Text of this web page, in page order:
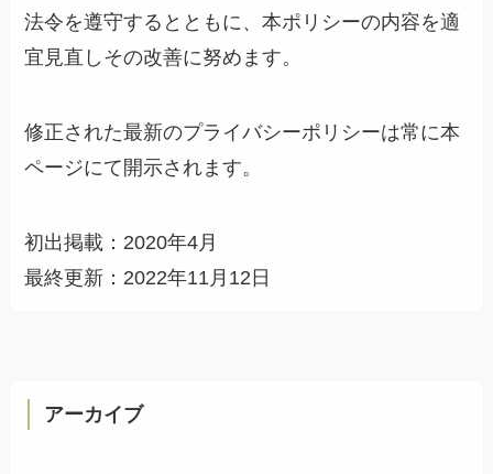
法令を遵守するとともに、本ポリシーの内容を適
宜見直しその改善に努めます。
修正された最新のプライバシーポリシーは常に本
ページにて開示されます。
初出掲載：2020年4月
最終更新：2022年11月12日
アーカイブ